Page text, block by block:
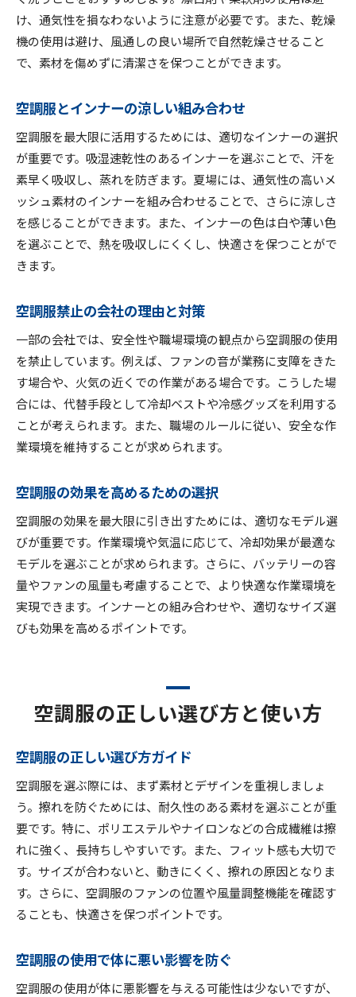
け、通気性を損なわないように注意が必要です。また、乾燥
機の使用は避け、風通しの良い場所で自然乾燥させること
で、素材を傷めずに清潔さを保つことができます。
空調服とインナーの涼しい組み合わせ
空調服を最大限に活用するためには、適切なインナーの選択
が重要です。吸湿速乾性のあるインナーを選ぶことで、汗を
素早く吸収し、蒸れを防ぎます。夏場には、通気性の高いメ
ッシュ素材のインナーを組み合わせることで、さらに涼しさ
を感じることができます。また、インナーの色は白や薄い色
を選ぶことで、熱を吸収しにくくし、快適さを保つことがで
きます。
空調服禁止の会社の理由と対策
一部の会社では、安全性や職場環境の観点から空調服の使用
を禁止しています。例えば、ファンの音が業務に支障をきた
す場合や、火気の近くでの作業がある場合です。こうした場
合には、代替手段として冷却ベストや冷感グッズを利用する
ことが考えられます。また、職場のルールに従い、安全な作
業環境を維持することが求められます。
空調服の効果を高めるための選択
空調服の効果を最大限に引き出すためには、適切なモデル選
びが重要です。作業環境や気温に応じて、冷却効果が最適な
モデルを選ぶことが求められます。さらに、バッテリーの容
量やファンの風量も考慮することで、より快適な作業環境を
実現できます。インナーとの組み合わせや、適切なサイズ選
びも効果を高めるポイントです。
空調服の正しい選び方と使い方
空調服の正しい選び方ガイド
空調服を選ぶ際には、まず素材とデザインを重視しましょ
う。擦れを防ぐためには、耐久性のある素材を選ぶことが重
要です。特に、ポリエステルやナイロンなどの合成繊維は擦
れに強く、長持ちしやすいです。また、フィット感も大切で
す。サイズが合わないと、動きにくく、擦れの原因となりま
す。さらに、空調服のファンの位置や風量調整機能を確認す
ることも、快適さを保つポイントです。
空調服の使用で体に悪い影響を防ぐ
空調服の使用が体に悪影響を与える可能性は少ないですが、